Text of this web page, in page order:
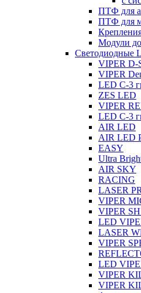
ПТФ для
ПТФ для
Модули
Светодиодные
VIPER D-
VIPER
LED C-3
ZES LED
VIPER
LED C-3
AIR LED
AIR LED
EASY
Ultra
AIR SKY
RACING
LASER
VIPER
VIPER
LED
LASER
VIPER
LED
VIPER
VIPER